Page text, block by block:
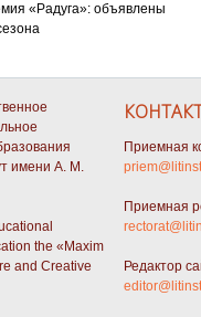
«Радуга»: объявлены
имени А. М.
the «Maxim
and Creative
Приемная
Приемная
Редактор